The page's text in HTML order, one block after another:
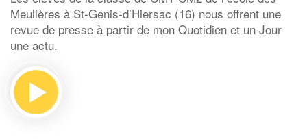
Meulières à St-Genis-d’Hiersac (16) nous offrent une
revue de presse à partir de mon Quotidien et un Jour
une actu.